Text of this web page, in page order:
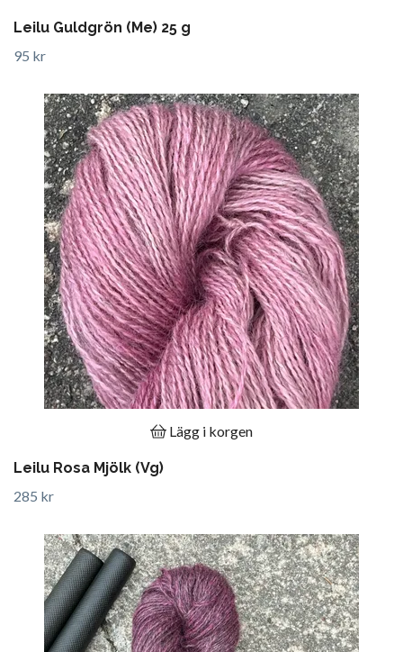
Leilu Guldgrön (Me) 25 g
95 kr
Lägg i korgen
Leilu Rosa Mjölk (Vg)
285 kr